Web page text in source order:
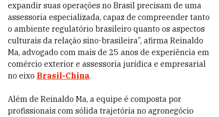
expandir suas operações no Brasil precisam de uma
assessoria especializada, capaz de compreender tanto
o ambiente regulatório brasileiro quanto os aspectos
culturais da relação sino-brasileira”, afirma Reinaldo
Ma, advogado com mais de 25 anos de experiência em
comércio exterior e assessoria jurídica e empresarial
no eixo Brasil-China.
Além de Reinaldo Ma, a equipe é composta por
profissionais com sólida trajetória no agronegócio